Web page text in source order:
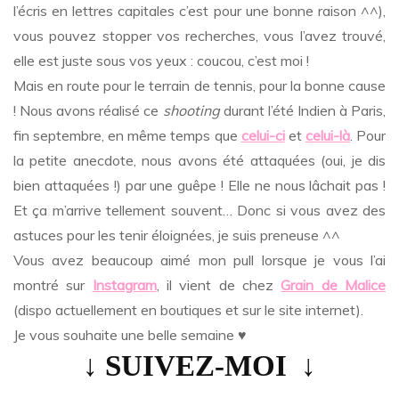
l’écris en lettres capitales c’est pour une bonne raison ^^),
vous pouvez stopper vos recherches, vous l’avez trouvé,
elle est juste sous vos yeux : coucou, c’est moi !
Mais en route pour le terrain de tennis, pour la bonne cause
! Nous avons réalisé ce shootingdurant l’été Indien à Paris,
fin septembre, en même temps que celui-ciet celui-là. Pour
la petite anecdote, nous avons été attaquées (oui, je dis
bien attaquées !) par une guêpe ! Elle ne nous lâchait pas !
Et ça m’arrive tellement souvent… Donc si vous avez des
astuces pour les tenir éloignées, je suis preneuse ^^
Vous avez beaucoup aimé mon pull lorsque je vous l’ai
montré sur Instagram, il vient de chez Grain de Malice
(dispo actuellement en boutiques et sur le site internet).
Je vous souhaite une belle semaine ♥
↓ SUIVEZ-MOI ↓